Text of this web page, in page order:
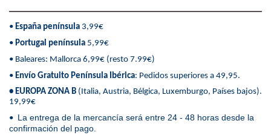
• España península 3,99€
• Portugal península 5,99€
• Baleares: Mallorca 6,99€ (resto 7.99€)
• Envío Gratuito Península Ibérica: Pedidos superiores a 49,95.
• EUROPA ZONA B (Italia, Austria, Bélgica, Luxemburgo, Países bajos).
19,99€
• La entrega de la mercancía será entre 24 - 48 horas desde la
confirmación del pago.